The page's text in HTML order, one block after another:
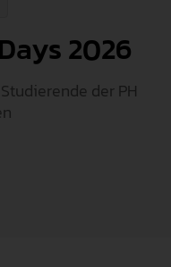
2026
der PH